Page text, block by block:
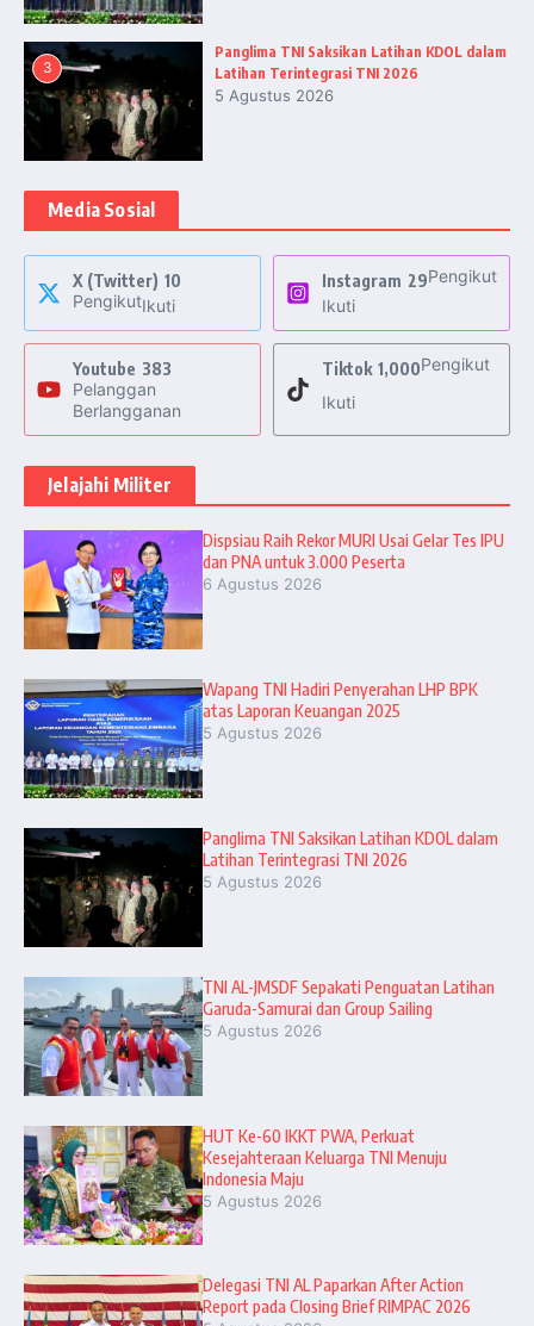
3
Panglima TNI Saksikan Latihan KDOL dalam
Latihan Terintegrasi TNI 2026
5 Agustus 2026
Media Sosial
X (Twitter) 10
PengikutIkuti
Instagram 29Pengikut
Ikuti
Youtube 383
Pelanggan
Berlangganan
Tiktok 1,000Pengikut
Ikuti
Jelajahi Militer
Dispsiau Raih Rekor MURI Usai Gelar Tes IPU
dan PNA untuk 3.000 Peserta
6 Agustus 2026
Wapang TNI Hadiri Penyerahan LHP BPK
atas Laporan Keuangan 2025
5 Agustus 2026
Panglima TNI Saksikan Latihan KDOL dalam
Latihan Terintegrasi TNI 2026
5 Agustus 2026
TNI AL-JMSDF Sepakati Penguatan Latihan
Garuda-Samurai dan Group Sailing
5 Agustus 2026
HUT Ke-60 IKKT PWA, Perkuat
Kesejahteraan Keluarga TNI Menuju
Indonesia Maju
5 Agustus 2026
Delegasi TNI AL Paparkan After Action
Report pada Closing Brief RIMPAC 2026